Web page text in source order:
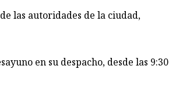
las autoridades de la ciudad,
en su despacho, desde las 9:30